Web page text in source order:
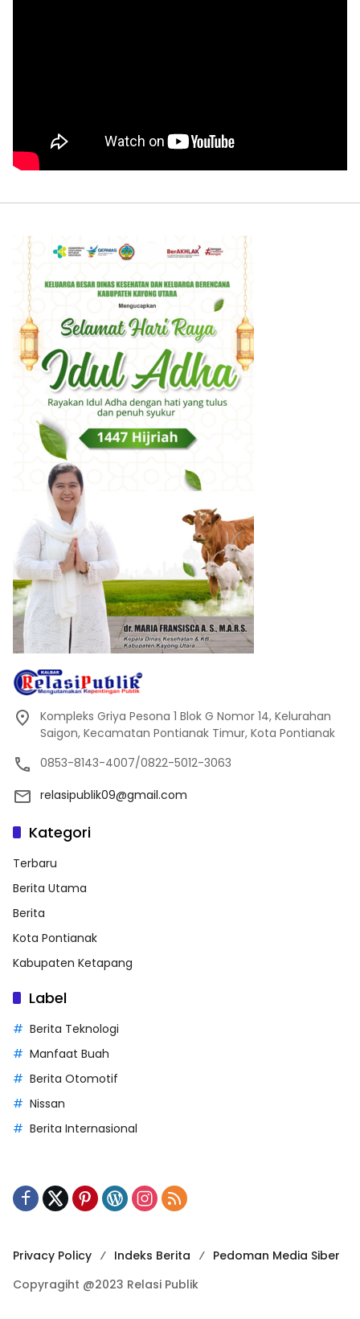
Kompleks Griya Pesona 1 Blok G Nomor 14, Kelurahan
Saigon, Kecamatan Pontianak Timur, Kota Pontianak
0853-8143-4007/0822-5012-3063
relasipublik09@gmail.com
Kategori
Terbaru
Berita Utama
Berita
Kota Pontianak
Kabupaten Ketapang
Label
Berita Teknologi
Manfaat Buah
Berita Otomotif
Nissan
Berita Internasional
Privacy Policy Indeks Berita
Pedoman Media Siber
Copyragiht @2023 Relasi Publik